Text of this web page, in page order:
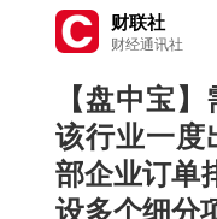
财联社
财经通讯社
【盘中宝
该行业一度
部企业订单
设多个细分